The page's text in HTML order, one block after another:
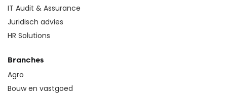
IT Audit & Assurance
Juridisch advies
HR Solutions
Branches
Agro
Bouw en vastgoed